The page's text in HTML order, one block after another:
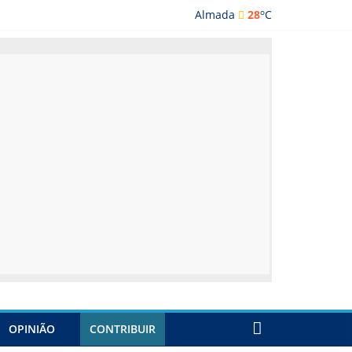
Almada 28oC
OPINIÃO CONTRIBUIR